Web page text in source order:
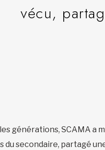
vécu,
générations, SCAMA
secondaire, partagé